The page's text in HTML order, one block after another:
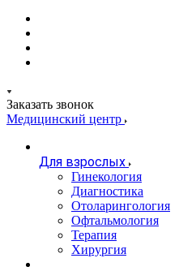
Заказать звонок
Медицинский центр
Для взрослых
Гинекология
Диагностика
Отоларингология
Офтальмология
Терапия
Хирургия